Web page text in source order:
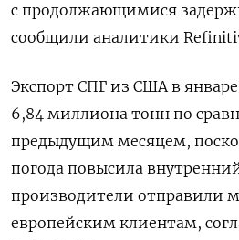
с продолжающимися
сообщили аналитики
Экспорт СПГ из США в
6,84 миллиона тонн по
предыдущим месяцем,
погода повысила
производители отправили
европейским клиентам,